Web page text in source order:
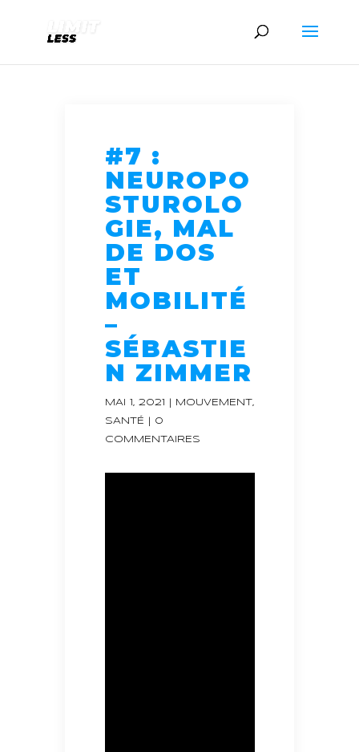
#7 :
NEUROPO
STUROLO
GIE, MAL
DE DOS
ET
MOBILITÉ
–
SÉBASTIE
N ZIMMER
MAI 1, 2021 MOUVEMENT,
SANTÉ 0
COMMENTAIRES